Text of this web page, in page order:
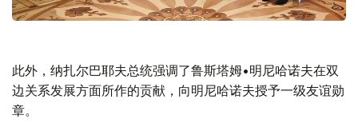
此外，纳扎尔巴耶夫总统强调了鲁斯塔姆•明尼哈诺夫在双
边关系发展方面所作的贡献，向明尼哈诺夫授予一级友谊勋
章。